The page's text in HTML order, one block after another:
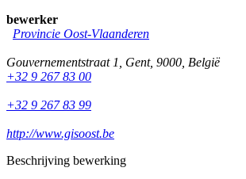
bewerker
Provincie Oost-Vlaanderen
Gouvernementstraat 1 Gent, 9000 België
+32 9 267 83 00
+32 9 267 83 99
http://www.gisoost.be
Beschrijving bewerking